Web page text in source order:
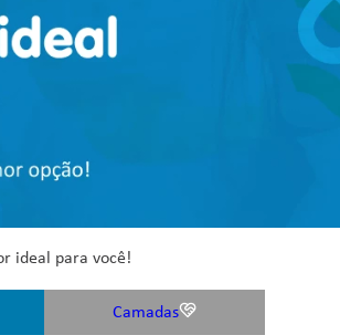
ideal para você!
Camadas